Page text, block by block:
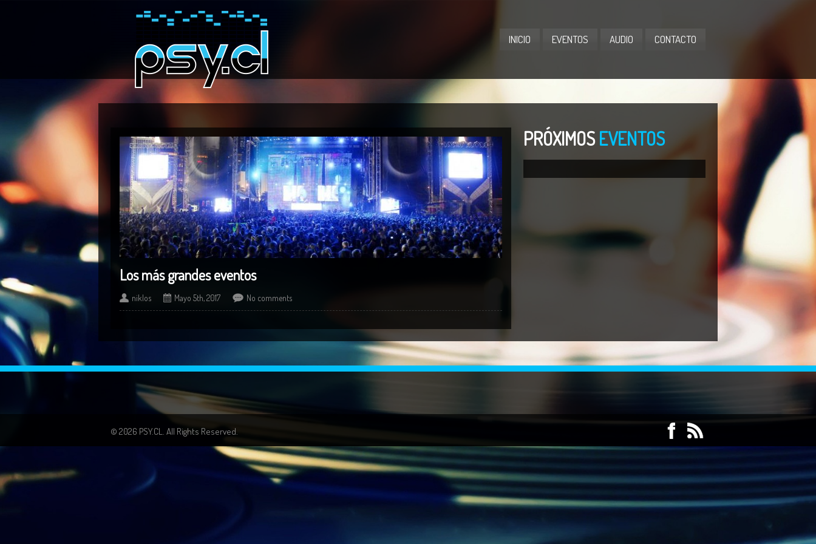
INICIO EVENTOS AUDIO CONTACTO
PRÓXIMOSEVENTOS
Los más grandes eventos
niklos Mayo 5th, 2017 No comments
© 2026 PSY.CL. All Rights Reserved.